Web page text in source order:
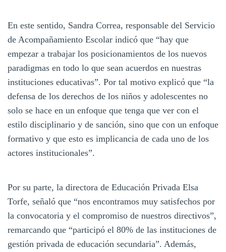
En este sentido, Sandra Correa, responsable del Servicio
de Acompañamiento Escolar indicó que “hay que
empezar a trabajar los posicionamientos de los nuevos
paradigmas en todo lo que sean acuerdos en nuestras
instituciones educativas”. Por tal motivo explicó que “la
defensa de los derechos de los niños y adolescentes no
solo se hace en un enfoque que tenga que ver con el
estilo disciplinario y de sanción, sino que con un enfoque
formativo y que esto es implicancia de cada uno de los
actores institucionales”.
Por su parte, la directora de Educación Privada Elsa
Torfe, señaló que “nos encontramos muy satisfechos por
la convocatoria y el compromiso de nuestros directivos”,
remarcando que “participó el 80% de las instituciones de
gestión privada de educación secundaria”. Además,